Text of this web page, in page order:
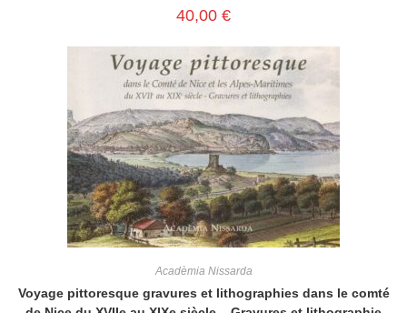
40,00 €
Acadèmia Nissarda
Voyage pittoresque gravures et lithographies dans le comté